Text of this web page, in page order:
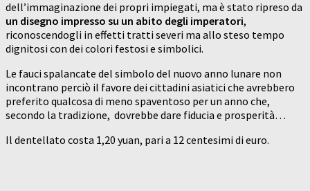
dell’immaginazione dei propri impiegati, ma è stato ripreso da
un disegno impresso su un abito degli imperatori,
riconoscendogli in effetti tratti severi ma allo steso tempo
dignitosi con dei colori festosi e simbolici.
Le fauci spalancate del simbolo del nuovo anno lunare non
incontrano perciò il favore dei cittadini asiatici che avrebbero
preferito qualcosa di meno spaventoso per un anno che,
secondo la tradizione, dovrebbe dare fiducia e prosperità…
Il dentellato costa 1,20 yuan, pari a 12 centesimi di euro.